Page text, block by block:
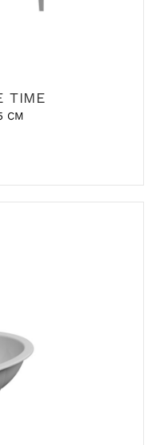
TIME
CM